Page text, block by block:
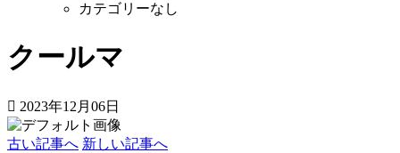
カテゴリーなし
クールマ
2023年12月06日
古い記事へ 新しい記事へ